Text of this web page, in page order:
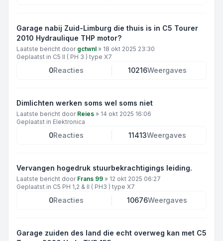
Garage nabij Zuid-Limburg die thuis is in C5 Tourer
2010 Hydraulique THP motor?
Laatste bericht door gctwnl » 18 okt 2025 23:30
Geplaatst in C5 II ( PH 3 ) type X7
0Reacties 10216Weergaves
Dimlichten werken soms wel soms niet
Laatste bericht door Reies » 14 okt 2025 16:06
Geplaatst in Elektronica
0Reacties 11413Weergaves
Vervangen hogedruk stuurbekrachtigings leiding.
Laatste bericht door Frans 99 » 12 okt 2025 06:27
Geplaatst in C5 PH 1,2 & II ( PH3 ) type X7
0Reacties 10676Weergaves
Garage zuiden des land die echt overweg kan met C5